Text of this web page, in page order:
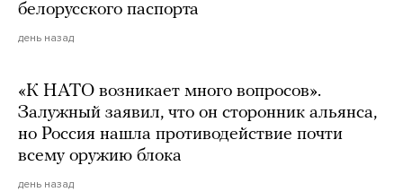
белорусского паспорта
день назад
«К НАТО возникает много вопросов».
Залужный заявил, что он сторонник альянса,
но Россия нашла противодействие почти
всему оружию блока
день назад